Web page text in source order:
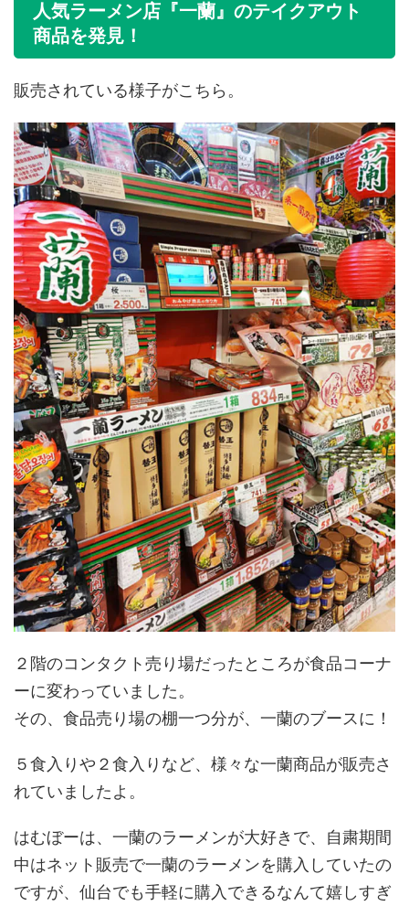
人気ラーメン店『一蘭』のテイクアウト
商品を発見！
販売されている様子がこちら。
２階のコンタクト売り場だったところが食品コーナ
ーに変わっていました。
その、食品売り場の棚一つ分が、一蘭のブースに！
５食入りや２食入りなど、様々な一蘭商品が販売さ
れていましたよ。
はむぼーは、一蘭のラーメンが大好きで、自粛期間
中はネット販売で一蘭のラーメンを購入していたの
ですが、仙台でも手軽に購入できるなんて嬉しすぎ